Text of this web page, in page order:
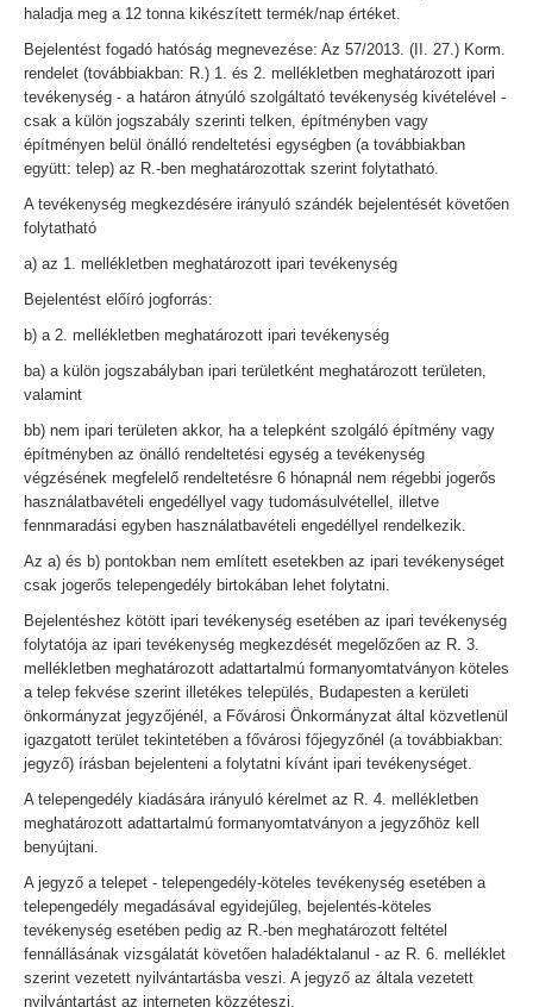
haladja meg a 12 tonna kikészített termék/nap értéket.
Bejelentést fogadó hatóság megnevezése: Az 57/2013. (II. 27.) Korm.
rendelet (továbbiakban: R.) 1. és 2. mellékletben meghatározott ipari
tevékenység - a határon átnyúló szolgáltató tevékenység kivételével -
csak a külön jogszabály szerinti telken, építményben vagy
építményen belül önálló rendeltetési egységben (a továbbiakban
együtt: telep) az R.-ben meghatározottak szerint folytatható.
A tevékenység megkezdésére irányuló szándék bejelentését követően
folytatható
a) az 1. mellékletben meghatározott ipari tevékenység
Bejelentést előíró jogforrás:
b) a 2. mellékletben meghatározott ipari tevékenység
ba) a külön jogszabályban ipari területként meghatározott területen,
valamint
bb) nem ipari területen akkor, ha a telepként szolgáló építmény vagy
építményben az önálló rendeltetési egység a tevékenység
végzésének megfelelő rendeltetésre 6 hónapnál nem régebbi jogerős
használatbavételi engedéllyel vagy tudomásulvétellel, illetve
fennmaradási egyben használatbavételi engedéllyel rendelkezik.
Az a) és b) pontokban nem említett esetekben az ipari tevékenységet
csak jogerős telepengedély birtokában lehet folytatni.
Bejelentéshez kötött ipari tevékenység esetében az ipari tevékenység
folytatója az ipari tevékenység megkezdését megelőzően az R. 3.
mellékletben meghatározott adattartalmú formanyomtatványon köteles
a telep fekvése szerint illetékes település, Budapesten a kerületi
önkormányzat jegyzőjénél, a Fővárosi Önkormányzat által közvetlenül
igazgatott terület tekintetében a fővárosi főjegyzőnél (a továbbiakban:
jegyző) írásban bejelenteni a folytatni kívánt ipari tevékenységet.
A telepengedély kiadására irányuló kérelmet az R. 4. mellékletben
meghatározott adattartalmú formanyomtatványon a jegyzőhöz kell
benyújtani.
A jegyző a telepet - telepengedély-köteles tevékenység esetében a
telepengedély megadásával egyidejűleg, bejelentés-köteles
tevékenység esetében pedig az R.-ben meghatározott feltétel
fennállásának vizsgálatát követően haladéktalanul - az R. 6. melléklet
szerint vezetett nyilvántartásba veszi. A jegyző az általa vezetett
nyilvántartást az interneten közzéteszi.